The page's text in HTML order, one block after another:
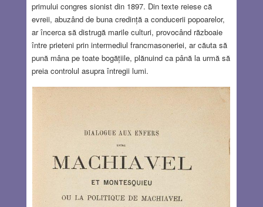
primului congres sionist din 1897. Din texte reiese că
evreii, abuzând de buna credință a conducerii popoarelor,
ar încerca să distrugă marile culturi, provocând războaie
între prieteni prin intermediul francmasoneriei, ar căuta să
pună mâna pe toate bogățiile, plănuind ca până la urmă să
preia controlul asupra întregii lumi.